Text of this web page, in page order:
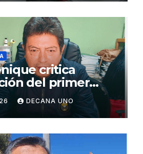
critica
del primer
de Keiko
DECANA UNO